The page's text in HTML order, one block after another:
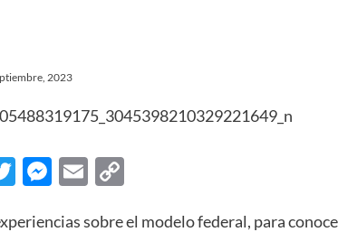
2023
Twitter
Messenger
Email
sobre el modelo federal, para